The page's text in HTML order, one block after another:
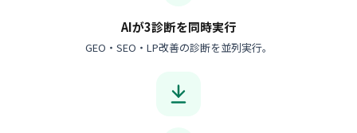
AIが3診断を同時実行
GEO・SEO・LP改善の診断を並列実行。